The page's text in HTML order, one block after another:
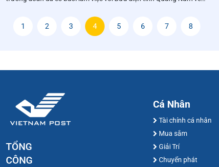
1 2 3 4 5 6 7 8
TỔNG
CÔNG
Cá Nhân
Tài chính cá nhân
Mua sắm
Giải Trí
Chuyển phát